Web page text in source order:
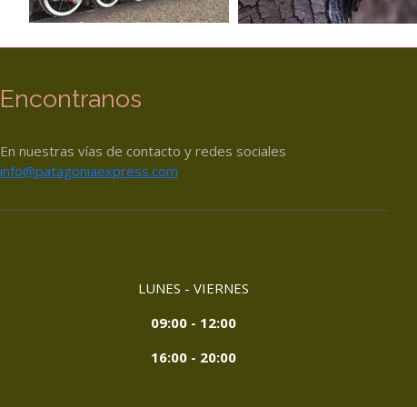
Encontranos
En nuestras vías de contacto y redes sociales
info@patagoniaexpress.com
LUNES - VIERNES
09:00 - 12:00
16:00 - 20:00